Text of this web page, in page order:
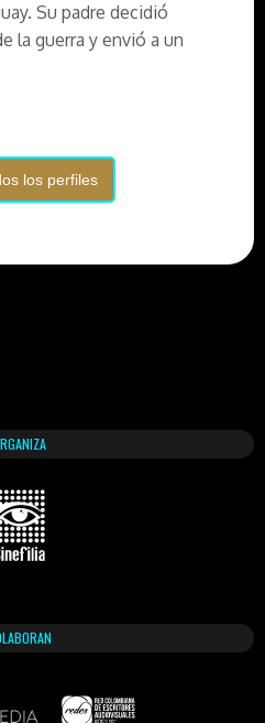
Su padre decidió
la guerra y envió a un